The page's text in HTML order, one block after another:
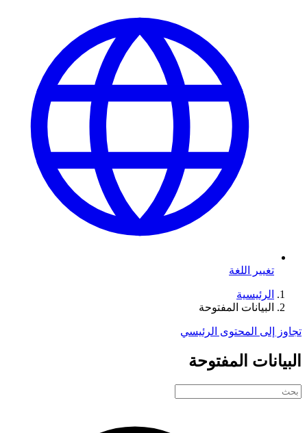
تغيير اللغة
الرئيسية
البيانات المفتوحة
تجاوز إلى المحتوى الرئيسي
البيانات المفتوحة